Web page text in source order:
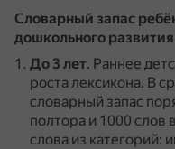
Словарный запас
дошкольного
До 3 лет. Раннее
роста лексикона. В
словарный запас
полтора и 1000 слов
слова из категорий: